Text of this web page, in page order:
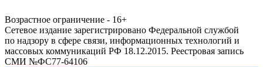
Возрастное ограничение - 16+
Сетевое издание зарегистрировано Федеральной службой
по надзору в сфере связи, информационных технологий и
массовых коммуникаций РФ 18.12.2015. Реестровая запись
СМИ №ФС77-64106